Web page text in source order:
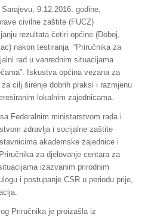
9.12.2016. godine,
civilne zaštite (FUCZ)
rezultata četiri općine (Doboj,
nakon testiranja “Priručnika za
rad u vanrednim situacijama
Iskustva općina vezana za
cilj širenje dobrih praksi i razmjenu
lokalnim zajednicama.
Federalnim ministarstvom rada i
zdravlja i socijalne zaštite
akademske zajednice i
za djelovanje centara za
izazvanim prirodnim
i postupanje CSR u periodu prije,
Priručnika je proizašla iz